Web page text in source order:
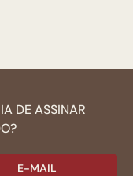
DE ASSINAR
E-MAIL